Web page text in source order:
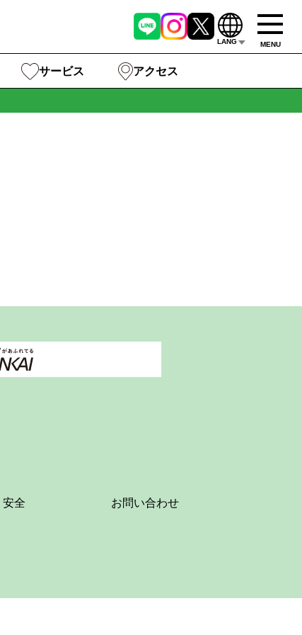
LANG MENU
サービス アクセス
安全 お問い合わせ